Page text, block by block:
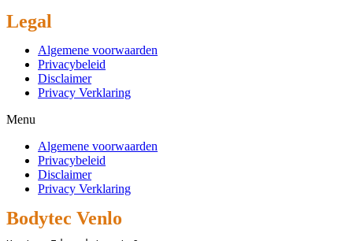
Legal
Algemene voorwaarden
Privacybeleid
Disclaimer
Privacy Verklaring
Menu
Algemene voorwaarden
Privacybeleid
Disclaimer
Privacy Verklaring
Bodytec Venlo